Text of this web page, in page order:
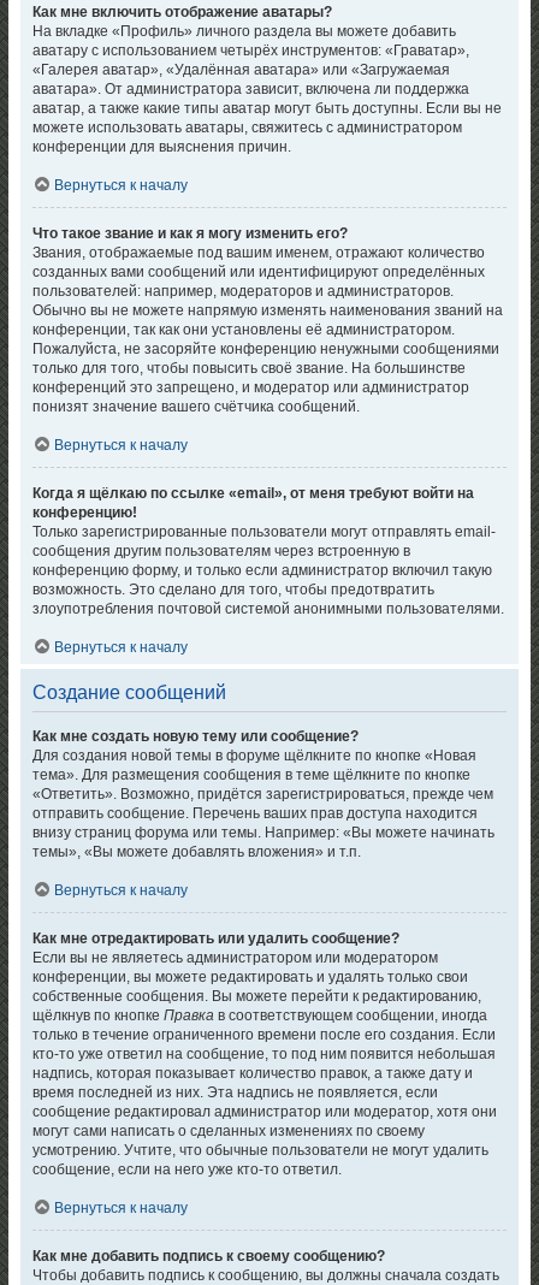
Как мне включить отображение аватары?
На вкладке «Профиль» личного раздела вы можете добавить
аватару с использованием четырёх инструментов: «Граватар»,
«Галерея аватар», «Удалённая аватара» или «Загружаемая
аватара». От администратора зависит, включена ли поддержка
аватар, а также какие типы аватар могут быть доступны. Если вы не
можете использовать аватары, свяжитесь с администратором
конференции для выяснения причин.
Вернуться к началу
Что такое звание и как я могу изменить его?
Звания, отображаемые под вашим именем, отражают количество
созданных вами сообщений или идентифицируют определённых
пользователей: например, модераторов и администраторов.
Обычно вы не можете напрямую изменять наименования званий на
конференции, так как они установлены её администратором.
Пожалуйста, не засоряйте конференцию ненужными сообщениями
только для того, чтобы повысить своё звание. На большинстве
конференций это запрещено, и модератор или администратор
понизят значение вашего счётчика сообщений.
Вернуться к началу
Когда я щёлкаю по ссылке «email», от меня требуют войти на
конференцию!
Только зарегистрированные пользователи могут отправлять email-
сообщения другим пользователям через встроенную в
конференцию форму, и только если администратор включил такую
возможность. Это сделано для того, чтобы предотвратить
злоупотребления почтовой системой анонимными пользователями.
Вернуться к началу
Создание сообщений
Как мне создать новую тему или сообщение?
Для создания новой темы в форуме щёлкните по кнопке «Новая
тема». Для размещения сообщения в теме щёлкните по кнопке
«Ответить». Возможно, придётся зарегистрироваться, прежде чем
отправить сообщение. Перечень ваших прав доступа находится
внизу страниц форума или темы. Например: «Вы можете начинать
темы», «Вы можете добавлять вложения» и т.п.
Вернуться к началу
Как мне отредактировать или удалить сообщение?
Если вы не являетесь администратором или модератором
конференции, вы можете редактировать и удалять только свои
собственные сообщения. Вы можете перейти к редактированию,
щёлкнув по кнопкеПравка в соответствующем сообщении, иногда
только в течение ограниченного времени после его создания. Если
кто-то уже ответил на сообщение, то под ним появится небольшая
надпись, которая показывает количество правок, а также дату и
время последней из них. Эта надпись не появляется, если
сообщение редактировал администратор или модератор, хотя они
могут сами написать о сделанных изменениях по своему
усмотрению. Учтите, что обычные пользователи не могут удалить
сообщение, если на него уже кто-то ответил.
Вернуться к началу
Как мне добавить подпись к своему сообщению?
Чтобы добавить подпись к сообщению, вы должны сначала создать